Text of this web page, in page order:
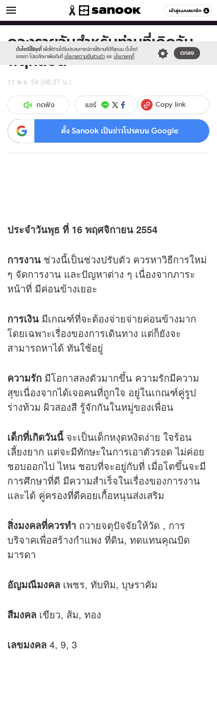
เข้าสู่ระบบสมาชิก
ดูดวง หมวดอื่นๆ
เว็บไซต์นี้ใช้คุกกี้ เพื่อให้ท่านได้รับประสบการณ์การใช้งานที่ดีที่สุดบน เว็บไซต์
ของเรา โปรดศึกษาเพิ่มเติมที่ นโยบายความเป็นส่วนตัว และ นโยบายคุกกี้
ตกลง
Sanook
//s.isanook.com/sr/0/images/logo-
new-
sanook.png
600
60
ดวงรายวันสำหรับท่านที่เกิดวัน
พฤหัสบดี
11 พ.ย. 54 (06:37 น.)
กดฟัง แชร์ Copy link
ตั้ง Sanook เป็นข่าวโปรดบน Google
ประจำวันพุธ ที่ 16 พฤศจิกายน 2554
การงาน ช่วงนี้เป็นช่วงปรับตัว ควรหาวิธีการใหม่
ๆ จัดการงาน และปัญหาต่าง ๆ เนื่องจากภาระ
หน้าที่ มีค่อนข้างเยอะ
การเงิน มีเกณฑ์ที่จะต้องจ่ายจ่ายค่อนข้างมาก
โดยเฉพาะเรื่องของการเดินทาง แต่ก็ยังจะ
สามารถหาได้ ทันใช้อยู่
ความรัก มีโอกาสลงตัวมากขึ้น ความรักมีความ
สุขเนื่องจากได้เจอคนที่ถูกใจ อยู่ในเกณฑ์คู่รูป
ร่างท้วม ผิวสองสี รู้จักกันในหมู่ของเพื่อน
เด็กที่เกิดวันนี้ จะเป็นเด็กหงุดหงิดง่าย ใจร้อน
เลี้ยงยาก แต่จะมีทักษะในการเอาตัวรอด ไม่ค่อย
ชอบออกไป ไหน ชอบที่จะอยู่กับที่ เมื่อโตขึ้นจะมี
การศึกษาที่ดี มีความสำเร็จในเรื่องของการงาน
และได้ คู่ครองที่ดีคอยเกื้อหนุนส่งเสริม
สิ่งมงคลที่ควรทำ ถวายจตุปัจจัยให้วัด , การ
บริจาคเพื่อสร้างกำแพง ที่ดิน, ทดแทนคุณบิด
มารดา
อัญมณีมงคล เพชร, ทับทิม, บุษราคัม
สีมงคล เขียว, ส้ม, ทอง
เลขมงคล 4, 9, 3